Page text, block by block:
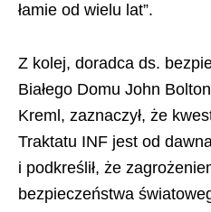
łamie od wielu lat”.
Z kolej, doradca ds.
Białego Domu John
Kreml, zaznaczył, że
Traktatu INF jest od
i podkreślił, że
bezpieczeństwa